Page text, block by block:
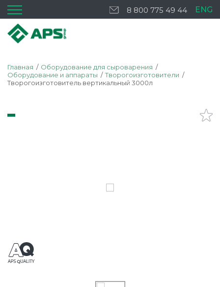
8 800 775 49 44 ENG
Главная
Оборудование для сыроварения
Оборудование и аппараты
Творогоизготовители
Творогоизготовитель вертикальный 3000л